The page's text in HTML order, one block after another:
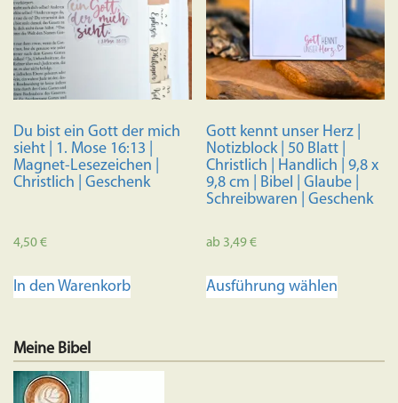
Du bist ein Gott der mich
sieht | 1. Mose 16:13 |
Magnet-Lesezeichen |
Christlich | Geschenk
4,50€
In den Warenkorb
Gott kennt unser Herz |
Notizblock | 50 Blatt |
Christlich | Handlich | 9,8 x
9,8 cm | Bibel | Glaube |
Schreibwaren | Geschenk
ab 3,49€
Ausführung wählen
Meine Bibel